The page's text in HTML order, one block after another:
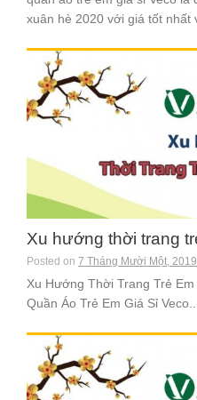
xuân hè 2020 với giá tốt nhất
Xu hướng thời trang
Posted on 7 Tháng Mười Một, 2019
Xu Hướng Thời Trang Trẻ
Quần Áo Trẻ Em Giá Sỉ Veco...